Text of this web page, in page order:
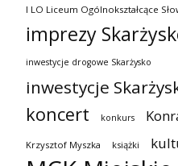
I LO Liceum Ogólnokształcące
imprezy
inwestycje drogowe Skarżysko
inwestycje
koncert konkurs
Krzysztof Myszka książki